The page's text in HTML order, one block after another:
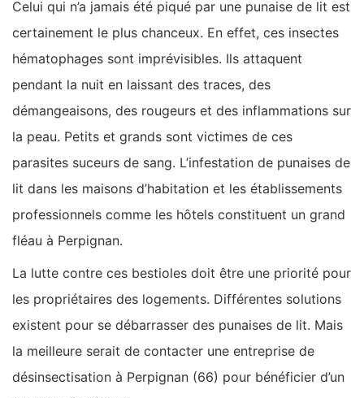
Celui qui n’a jamais été piqué par une punaise de lit est
certainement le plus chanceux. En effet, ces insectes
hématophages sont imprévisibles. Ils attaquent
pendant la nuit en laissant des traces, des
démangeaisons, des rougeurs et des inflammations sur
la peau. Petits et grands sont victimes de ces
parasites suceurs de sang. L’infestation de punaises de
lit dans les maisons d’habitation et les établissements
professionnels comme les hôtels constituent un grand
fléau à Perpignan.
La lutte contre ces bestioles doit être une priorité pour
les propriétaires des logements. Différentes solutions
existent pour se débarrasser des punaises de lit. Mais
la meilleure serait de contacter une entreprise de
désinsectisation à Perpignan (66) pour bénéficier d’un